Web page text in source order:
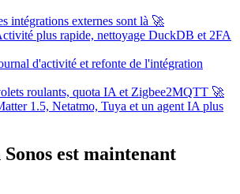
intégrations externes sont là 🚀
plus rapide, nettoyage DuckDB et 2FA
d'activité et refonte de l'intégration
roulants, quota IA et Zigbee2MQTT 🚀
1.5, Netatmo, Tuya et un agent IA plus
est maintenant